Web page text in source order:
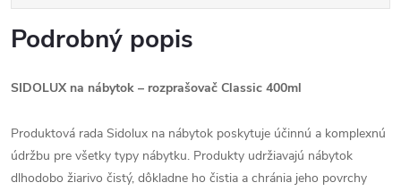
Podrobný popis
SIDOLUX na nábytok – rozprašovač Classic 400ml
Produktová rada Sidolux na nábytok poskytuje účinnú a komplexnú
údržbu pre všetky typy nábytku. Produkty udržiavajú nábytok
dlhodobo žiarivo čistý, dôkladne ho čistia a chránia jeho povrchy